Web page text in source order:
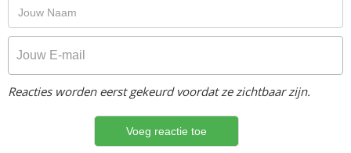
Reacties worden eerst gekeurd voordat ze zichtbaar zijn.